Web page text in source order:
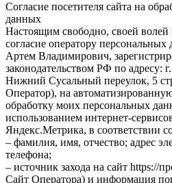
Согласие посетителя сайта на
данных
Настоящим свободно, своей волей
согласие оператору
Артем Владимирович,
законодательством РФ по адресу:
Нижний Сусальный переулок, 5
Оператор), на
обработку моих персональных
использованием интернет-
Яндекс.Метрика, в соответствии
– фамилия, имя, отчество; адрес
телефона;
– источник захода на сайт https://
Сайт Оператора) и информация